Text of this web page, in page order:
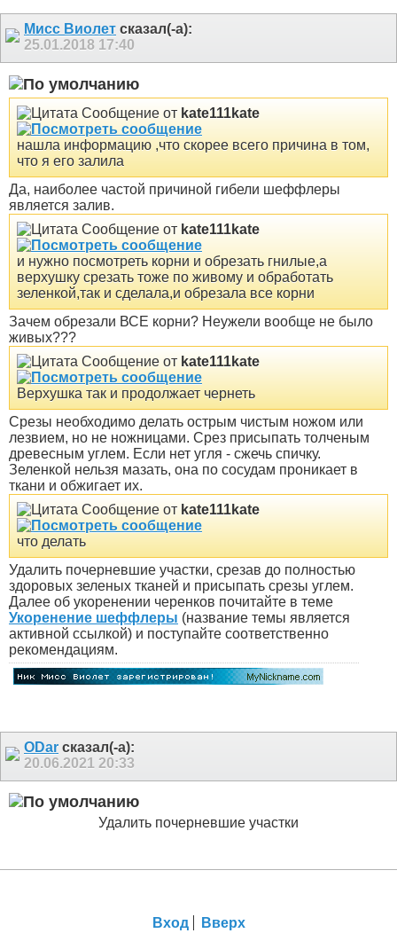
Мисс Виолет сказал(-а):
25.01.2018 17:40
Сообщение от kate111kate
нашла информацию ,что скорее всего причина в том,
что я его залила
Да, наиболее частой причиной гибели шеффлеры
является залив.
Сообщение от kate111kate
и нужно посмотреть корни и обрезать гнилые,а
верхушку срезать тоже по живому и обработать
зеленкой,так и сделала,и обрезала все корни
Зачем обрезали ВСЕ корни? Неужели вообще не было
живых???
Сообщение от kate111kate
Верхушка так и продолжает чернеть
Срезы необходимо делать острым чистым ножом или
лезвием, но не ножницами. Срез присыпать толченым
древесным углем. Если нет угля - сжечь спичку.
Зеленкой нельзя мазать, она по сосудам проникает в
ткани и обжигает их.
Сообщение от kate111kate
что делать
Удалить почерневшие участки, срезав до полностью
здоровых зеленых тканей и присыпать срезы углем.
Далее об укоренении черенков почитайте в теме
Укоренение шеффлеры (название темы является
активной ссылкой) и поступайте соответственно
рекомендациям.
ODar сказал(-а):
20.06.2021 20:33
Удалить почерневшие участки
Вход Вверх